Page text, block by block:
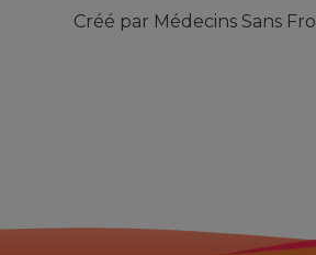
Créé par Médecins Sans